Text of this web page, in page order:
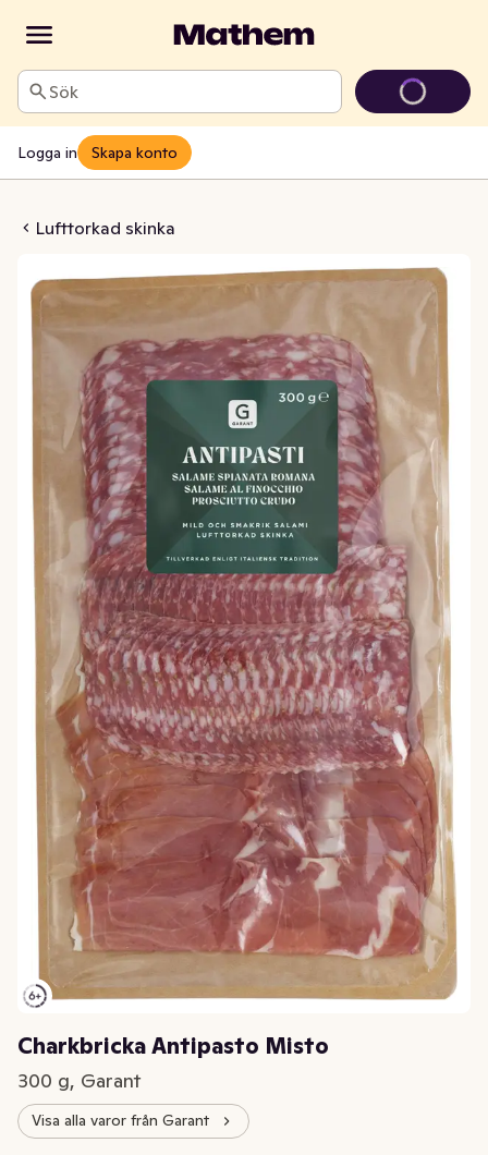
Sök
Logga in Skapa konto
Lufttorkad skinka
Antipasto Misto
Charkbricka Antipasto Misto
300 g, Garant
Visa alla varor från Garant